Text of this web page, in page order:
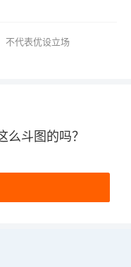
不代表优设立场
斗图的吗？